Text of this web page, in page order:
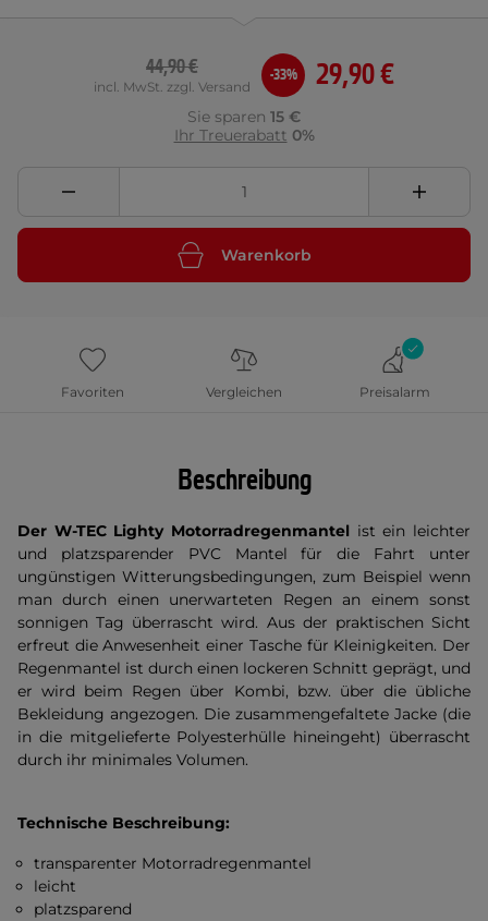
29,90 €
44,90 €
incl. MwSt. zzgl. Versand
-33%
Sie sparen 15 €
Ihr Treuerabatt 0%
Warenkorb
Favoriten Vergleichen Preisalarm
Beschreibung
Der W-TEC Lighty Motorradregenmantel ist ein leichter
und platzsparender PVC Mantel für die Fahrt unter
ungünstigen Witterungsbedingungen, zum Beispiel wenn
man durch einen unerwarteten Regen an einem sonst
sonnigen Tag überrascht wird. Aus der praktischen Sicht
erfreut die Anwesenheit einer Tasche für Kleinigkeiten. Der
Regenmantel ist durch einen lockeren Schnitt geprägt, und
er wird beim Regen über Kombi, bzw. über die übliche
Bekleidung angezogen. Die zusammengefaltete Jacke (die
in die mitgelieferte Polyesterhülle hineingeht) überrascht
durch ihr minimales Volumen.
Technische Beschreibung:
transparenter Motorradregenmantel
leicht
platzsparend